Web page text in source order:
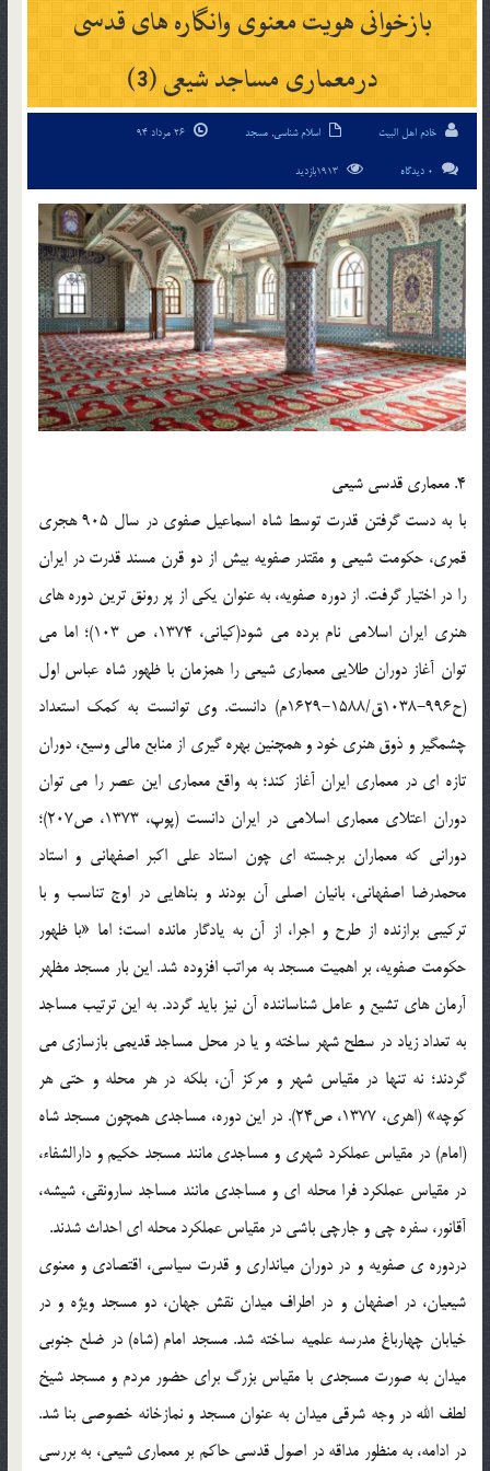
بازخوانی هویت معنوی وانگاره های قدسی
درمعماری مساجد شیعی (3)
خادم اهل البیت اسلام شناسی, مسجد
0 دیدگاه
4. معماری قدسی شیعی
با به دست گرفتن قدرت توسط شاه اسماعیل صفوی در سال 905 هجری
قمری، حکومت شیعی و مقتدر صفویه بیش از دو قرن مسند قدرت در ایران
را در اختیار گرفت. از دوره صفویه، به عنوان یکی از پر رونق ترین دوره های
هنری ایران اسلامی نام برده می شود(کیانی، 1374، ص 103)؛ اما می
توان آغاز دوران طلایی معماری شیعی را همزمان با ظهور شاه عباس اول
(ح996-1038ق/1588-1629م) دانست. وی توانست به کمک استعداد
چشمگیر و ذوق هنری خود و همچنین بهره گیری از منابع مالی وسیع، دوران
تازه ای در معماری ایران آغاز کند؛ به واقع معماری این عصر را می توان
دوران اعتلای معماری اسلامی در ایران دانست (پوپ، 1373، ص207)؛
دورانی که معماران برجسته ای چون استاد علی اکبر اصفهانی و استاد
محمدرضا اصفهانی، بانیان اصلی آن بودند و بناهایی در اوج تناسب و با
ترکیبی برازنده از طرح و اجرا، از آن به یادگار مانده است؛ اما «با ظهور
حکومت صفویه، بر اهمیت مسجد به مراتب افزوده شد. این بار مسجد مظهر
آرمان های تشیع و عامل شناساننده آن نیز باید گردد. به این ترتیب مساجد
به تعداد زیاد در سطح شهر ساخته و یا در محل مساجد قدیمی بازسازی می
گردند؛ نه تنها در مقیاس شهر و مرکز آن، بلکه در هر محله و حتی هر
کوچه» (اهری، 1377، ص24). در این دوره، مساجدی همچون مسجد شاه
(امام) در مقیاس عملکرد شهری و مساجدی مانند مسجد حکیم و دارالشفاء،
در مقیاس عملکرد فرا محله ای و مساجدی مانند مساجد سارونقی، شیشه،
آقانور، سفره چی و جارچی باشی در مقیاس عملکرد محله ای احداث شدند.
دردوره ی صفویه و در دوران میانداری و قدرت سیاسی، اقتصادی و معنوی
شیعیان، در اصفهان و در اطراف میدان نقش جهان، دو مسجد ویژه و در
خیابان چهارباغ مدرسه علمیه ساخته شد. مسجد امام (شاه) در ضلع جنوبی
میدان به صورت مسجدی با مقیاس بزرگ برای حضور مردم و مسجد شیخ
لطف الله در وجه شرقی میدان به عنوان مسجد و نمازخانه خصوصی بنا شد.
در ادامه، به منظور مداقه در اصول قدسی حاکم بر معماری شیعی، به بررسی